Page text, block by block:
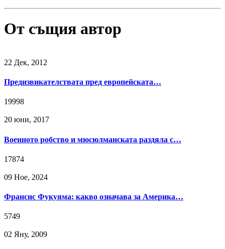
От същия автор
22 Дек, 2012
Предизвикателствата пред европейската…
19998
20 юни, 2017
Военното робство и мюсюлманската раздяла с…
17874
09 Ное, 2024
Франсис Фукуяма: какво означава за Америка…
5749
02 Яну, 2009